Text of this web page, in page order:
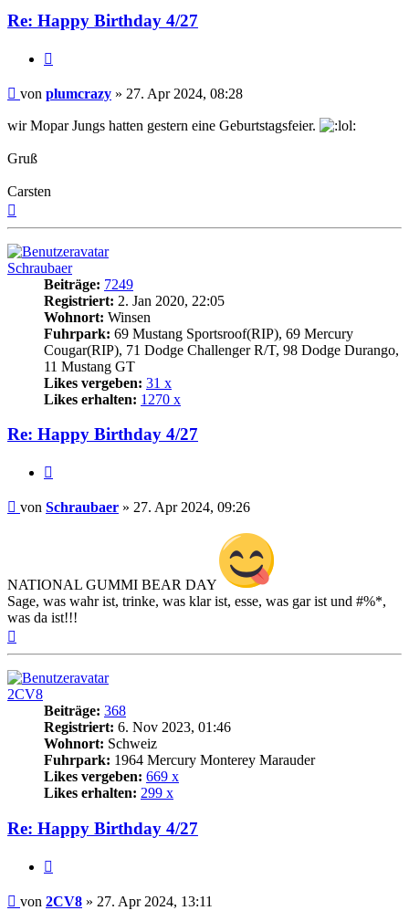
Re: Happy Birthday 4/27
Beitrag
von plumcrazy » 27. Apr 2024, 08:28
wir Mopar Jungs hatten gestern eine Geburtstagsfeier.
Gruß
Carsten
Schraubaer
Beiträge: 7249
Registriert: 2. Jan 2020, 22:05
Wohnort: Winsen
Fuhrpark: 69 Mustang Sportsroof(RIP), 69 Mercury
Cougar(RIP), 71 Dodge Challenger R/T, 98 Dodge Durango,
11 Mustang GT
Likes vergeben: 31 x
Likes erhalten: 1270 x
Re: Happy Birthday 4/27
Beitrag
von Schraubaer » 27. Apr 2024, 09:26
NATIONAL GUMMI BEAR DAY
Sage, was wahr ist, trinke, was klar ist, esse, was gar ist und #%*,
was da ist!!!
2CV8
Beiträge: 368
Registriert: 6. Nov 2023, 01:46
Wohnort: Schweiz
Fuhrpark: 1964 Mercury Monterey Marauder
Likes vergeben: 669 x
Likes erhalten: 299 x
Re: Happy Birthday 4/27
Beitrag
von 2CV8 » 27. Apr 2024, 13:11